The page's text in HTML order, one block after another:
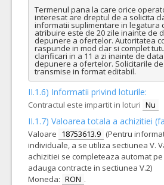
Termenul pana la care orice
interesat are dreptul de a solicita
informatii suplimentare in legatura
atribuire este de 20 zile inainte de
depunere a ofertelor. Autoritatea
raspunde in mod clar si complet
clarificari in a 11 a zi inainte de
depunere a ofertelor. Solicitarile
transmise in format editabil.
II.1.6) Informatii privind loturile:
Contractul este impartit in loturi Nu
II.1.7) Valoarea totala a achizitiei
Valoare 18753613.9 (Pentru
individuale, a se utiliza sectiunea V.
achizitiei se completeaza automat
adauga contracte in sectiunea V.2)
Moneda: RON .